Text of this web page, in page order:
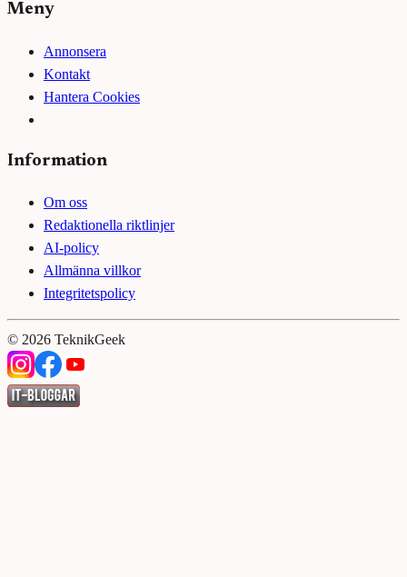
Meny
Annonsera
Kontakt
Hantera Cookies
Information
Om oss
Redaktionella riktlinjer
AI-policy
Allmänna villkor
Integritetspolicy
© 2026 TeknikGeek